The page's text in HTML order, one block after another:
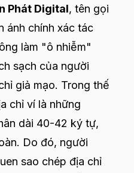
Phát Digital, tên gọi
ánh chính xác tác
làm "ô nhiễm"
sạch của người
giả mạo. Trong thế
chỉ ví là những
dài 40-42 ký tự,
Do đó, người
sao chép địa chỉ